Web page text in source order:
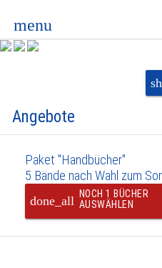
menu
Angebote
Paket "Handbücher"
5 Bände nach Wahl zum
done_all
NOCH 1 BÜCHER
AUSWÄHLEN